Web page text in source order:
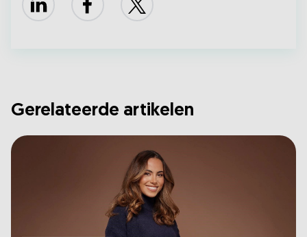
LinkedIn FacebookX
Gerelateerde artikelen